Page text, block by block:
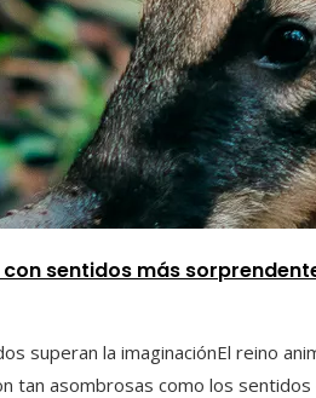
con sentidos más
superan la imaginaciónEl reino
tan asombrosas como los sentidos